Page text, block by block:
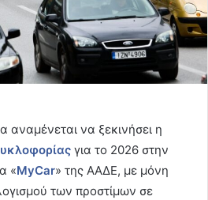
αναμένεται να ξεκινήσει η
για το 2026 στην
«MyCar» της ΑΑΔΕ, με μόνη
των προστίμων σε